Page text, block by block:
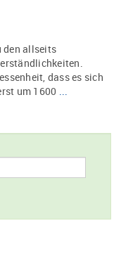
den allseits
dass es sich
um 1600 ...